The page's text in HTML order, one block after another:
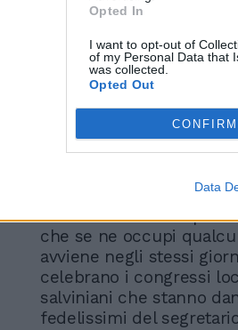
Opted In
I want to opt-out of
of my Personal Data that
was collected.
Opted Out
CONFIRM
Data
Sul possibile appoggio
Fontana, Salvini ha
Fabrizio Cecchetti
Ho sfide più grandi, ho
miliardi di cui
che se ne occupi
avviene negli stessi
celebrano i congressi
salviniani che stanno
fedelissimi del